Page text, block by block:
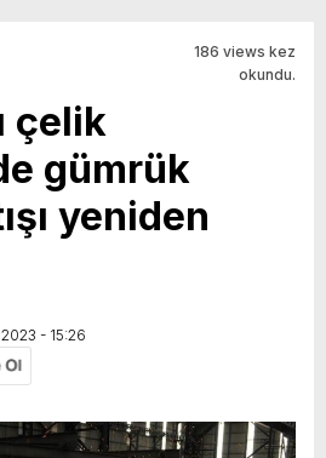
186 views kez
okundu.
çelik
gümrük
yeniden
- 15:26